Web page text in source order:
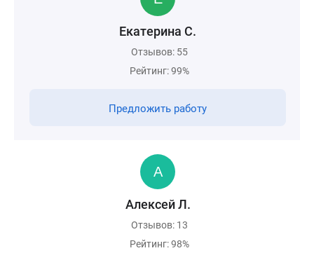
Екатерина С.
Отзывов: 55
Рейтинг: 99%
Предложить работу
Алексей Л.
Отзывов: 13
Рейтинг: 98%